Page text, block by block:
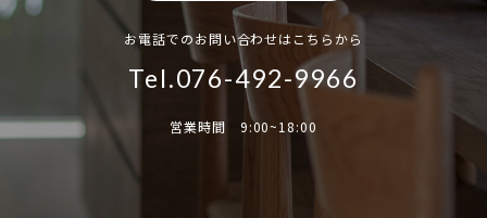
お電話でのお問い合わせはこちらから
Tel.076-492-9966
営業時間 9:00~18:00